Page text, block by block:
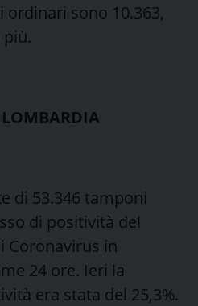
sono 10.363,
di 53.346 tamponi
di positività del
Coronavirus in
24 ore. Ieri la
era stata del 25,3%.